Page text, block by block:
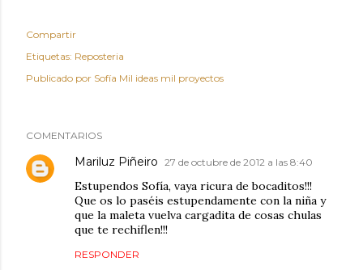
Compartir
Etiquetas: Reposteria
Publicado por Sofía Mil ideas mil proyectos
COMENTARIOS
Mariluz Piñeiro 27 de octubre de 2012 a las 8:40
Estupendos Sofía, vaya ricura de bocaditos!!!
Que os lo paséis estupendamente con la niña y
que la maleta vuelva cargadita de cosas chulas
que te rechiflen!!!
RESPONDER